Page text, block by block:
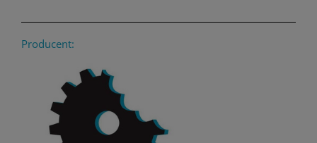
Producent: